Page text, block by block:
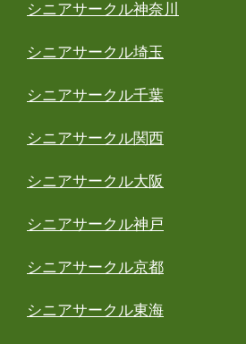
シニアサークル神奈川
シニアサークル埼玉
シニアサークル千葉
シニアサークル関西
シニアサークル大阪
シニアサークル神戸
シニアサークル京都
シニアサークル東海